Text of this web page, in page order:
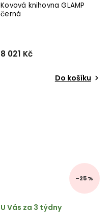
Kovová knihovna GLAMP
černá
8 021 Kč
Do košíku
–25 %
U Vás za 3 týdny